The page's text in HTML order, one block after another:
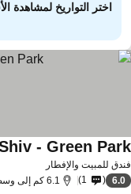
اختر التواريخ لمشاهدة
للمبيت والإفطار
Shiv - Green
6.0
1 6.1 كم إلى وسط المدينة